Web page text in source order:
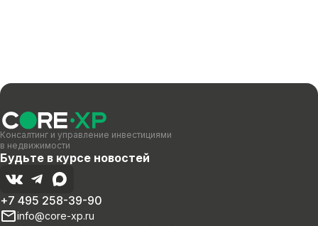
Консалтинг и управление инвестициями
в недвижимости
Будьте в курсе новостей
+7 495 258-39-90
info@core-xp.ru